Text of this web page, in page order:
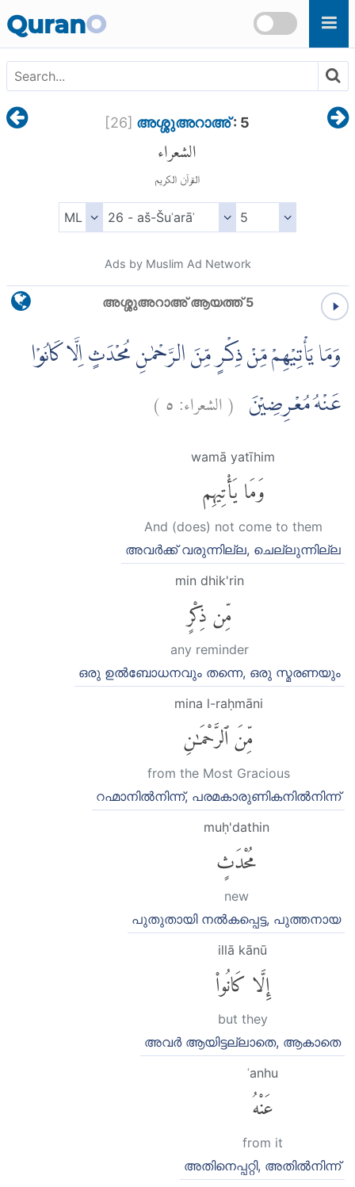
QuranO
[26] അശ്ശുഅറാഅ്: 5
الشعراء
القرآن الكريم
Ads by Muslim Ad Network
അശ്ശുഅറാഅ് ആയത്ത് 5
وَمَا يَأْتِيْهِمْ مِّنْ ذِكْرٍ مِّنَ الرَّحْمٰنِ مُحْدَثٍ اِلَّا كَانُوْا
عَنْهُ مُعْرِضِيْنَ (الشعراء:٥)
wamā yatīhim
وَمَا يَأْتِيهِم
And (does) not come to them
അവര്‍ക്ക് വരുന്നില്ല, ചെല്ലുന്നില്ല
min dhik'rin
مِّن ذِكْرٍ
any reminder
ഒരു ഉല്‍ബോധനവും തന്നെ, ഒരു സ്മരണയും
mina l-raḥmāni
مِّنَ ٱلرَّحْمَٰنِ
from the Most Gracious
റഹ്മാനില്‍നിന്ന്, പരമകാരുണികനില്‍നിന്ന്
muḥ'dathin
مُحْدَثٍ
new
പുതുതായി നല്‍കപ്പെട്ട, പുത്തനായ
illā kānū
إِلَّا كَانُوا۟
but they
അവര്‍ ആയിട്ടല്ലാതെ, ആകാതെ
ʿanhu
عَنْهُ
from it
അതിനെപ്പറ്റി, അതില്‍നിന്ന്